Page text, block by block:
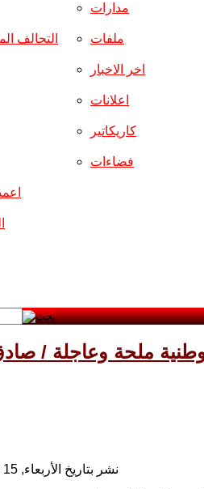
التحالف
مدارات
ملفات
اخر الاخبار
اعلانات
كاريكاتير
فضاءات
ملحة وعاجلة /
نشر بتاريخ الأربعاء, 15 تموز/يوليو 2015 11:55